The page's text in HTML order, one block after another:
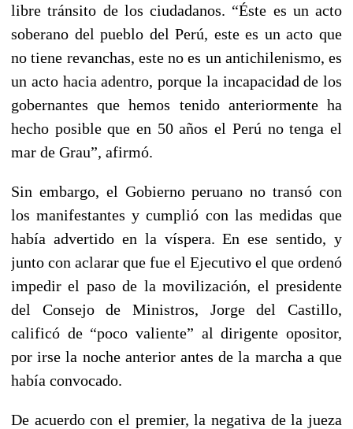
libre tránsito de los ciudadanos. “Éste es un acto
soberano del pueblo del Perú, este es un acto que
no tiene revanchas, este no es un antichilenismo, es
un acto hacia adentro, porque la incapacidad de los
gobernantes que hemos tenido anteriormente ha
hecho posible que en 50 años el Perú no tenga el
mar de Grau”, afirmó.
Sin embargo, el Gobierno peruano no transó con
los manifestantes y cumplió con las medidas que
había advertido en la víspera. En ese sentido, y
junto con aclarar que fue el Ejecutivo el que ordenó
impedir el paso de la movilización, el presidente
del Consejo de Ministros, Jorge del Castillo,
calificó de “poco valiente” al dirigente opositor,
por irse la noche anterior antes de la marcha a que
había convocado.
De acuerdo con el premier, la negativa de la jueza